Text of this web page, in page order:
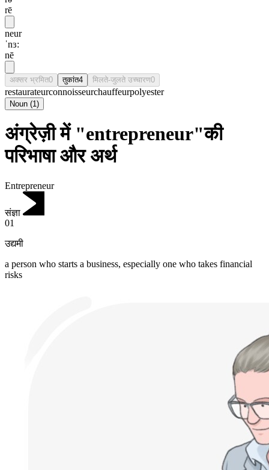
rē
neur
ˈnɜ:
nē
अक्सर भ्रमित0 तुकांत4 मिलते-जुलते उच्चारण0
restaurateurconnoisseurchauffeurpolyester
Noun (1)
अंग्रेज़ी में "entrepreneur"की
परिभाषा और अर्थ
Entrepreneur
संज्ञा
01
उद्यमी
a person who starts a business, especially one who takes financial
risks